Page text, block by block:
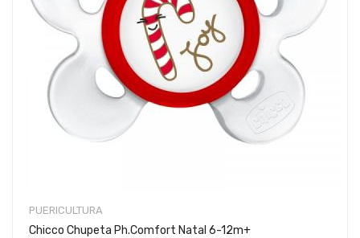
PUERICULTURA
Chicco Chupeta Ph.Comfort Natal 6-12m+